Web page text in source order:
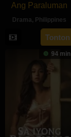
Ang Paraluman
Drama, Philippines
16
Aug
2024
Marc
Misa
Tonton
94 min